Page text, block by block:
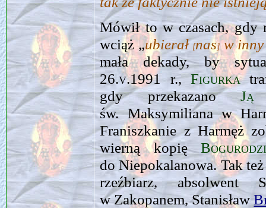
Mówił to w czasach,
wciąż „ubierał[nas]w inny
mała dekady, by
26.v.1991
r.,Figurka
gdy przekazanoJą
św. Maksymiliana w
Franiszkanie z Harmęż
wierną kopię
do Niepokalanowa. Tak
rzeźbiarz, absolwent
w Zakopanem, Stanisław